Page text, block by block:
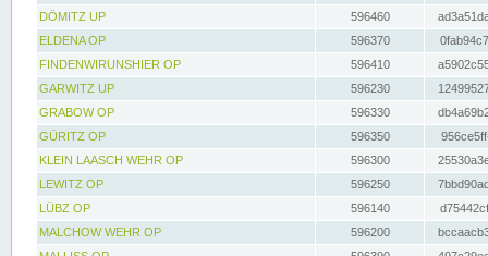
DÖMITZ UP
596460
ELDENA OP
596370
FINDENWIRUNSHIER OP
596410
GARWITZ UP
596230
GRABOW OP
596330
GÜRITZ OP
596350
KLEIN LAASCH WEHR OP
596300
LEWITZ OP
596250
LÜBZ OP
596140
MALCHOW WEHR OP
596200